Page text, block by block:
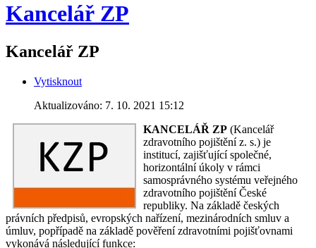
Kancelář ZP
Kancelář ZP
Vytisknout
Aktualizováno: 7. 10. 2021 15:12
KANCELÁŘ ZP (Kancelář
zdravotního pojištění z. s.) je
institucí, zajišťující společné,
horizontální úkoly v rámci
samosprávného systému veřejného
zdravotního pojištění České
republiky. Na základě českých
právních předpisů, evropských nařízení, mezinárodních smluv a
úmluv, popřípadě na základě pověření zdravotními pojišťovnami
vykonává následující funkce: